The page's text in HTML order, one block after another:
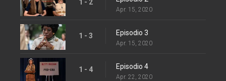
1 - 2
Apr. 15, 2020
1 - 3 Episodio 3
Apr. 15, 2020
1 - 4 Episodio 4
Apr. 22, 2020